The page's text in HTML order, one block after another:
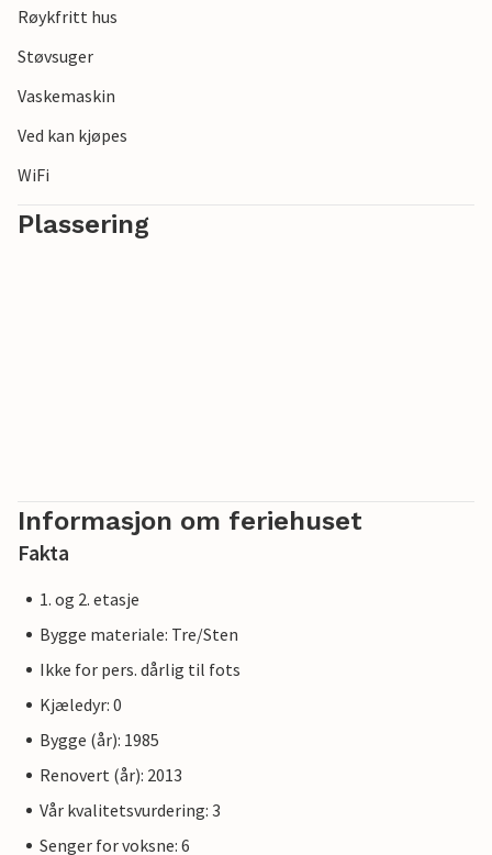
Merk: Badstuen og boblebadet varmes opp med ved,
vennligst ta med egen ved.
Røykfritt hus
Støvsuger
Vaskemaskin
Ved kan kjøpes
WiFi
Plassering
Informasjon om feriehuset
Fakta
1. og 2. etasje
Bygge materiale: Tre/Sten
Ikke for pers. dårlig til fots
Kjæledyr: 0
Bygge (år): 1985
Renovert (år): 2013
Vår kvalitetsvurdering: 3
Senger for voksne: 6